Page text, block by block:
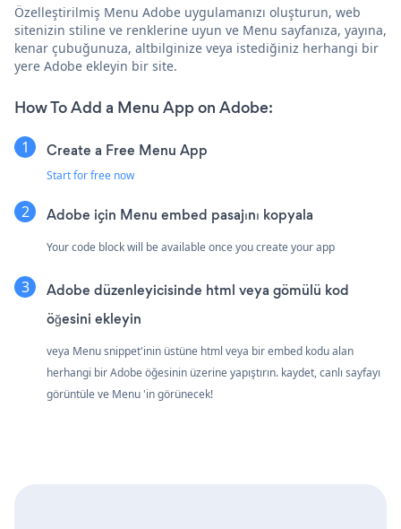
Özelleştirilmiş Menu Adobe uygulamanızı oluşturun, web
sitenizin stiline ve renklerine uyun ve Menu sayfanıza, yayına,
kenar çubuğunuza, altbilginize veya istediğiniz herhangi bir
yere Adobe ekleyin bir site.
How To Add a Menu App on Adobe:
Create a Free Menu App
Start for free now
Adobe için Menu embed pasajını kopyala
Your code block will be available once you create your app
Adobe düzenleyicisinde html veya gömülü kod
öğesini ekleyin
veya Menu snippet'inin üstüne html veya bir embed kodu alan
herhangi bir Adobe öğesinin üzerine yapıştırın. kaydet, canlı sayfayı
görüntüle ve Menu 'in görünecek!